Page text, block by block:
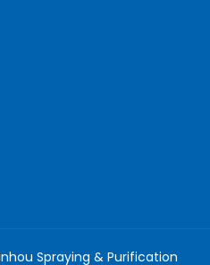
Spraying & Purification